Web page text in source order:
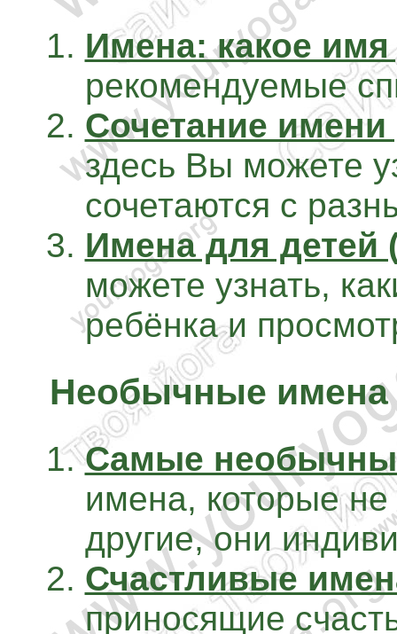
Имена: какое имя
рекомендуемые
Сочетание имени
здесь Вы можете
сочетаются с
Имена для детей
можете узнать,
ребёнка и
Необычные имена
Самые
имена, которые
другие, они
Счастливые
приносящие